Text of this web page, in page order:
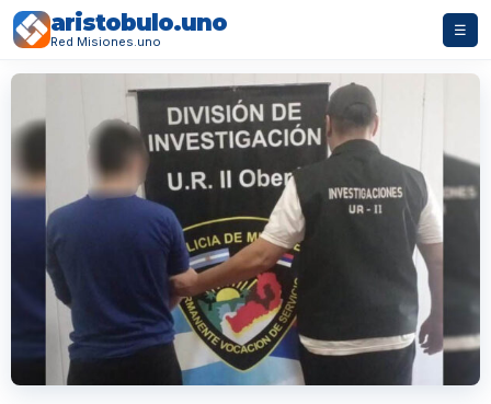
aristobulo.uno
Red Misiones.uno
☰